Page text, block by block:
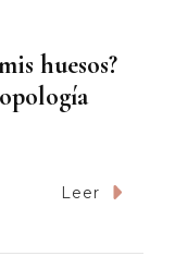
huesos?
Leer